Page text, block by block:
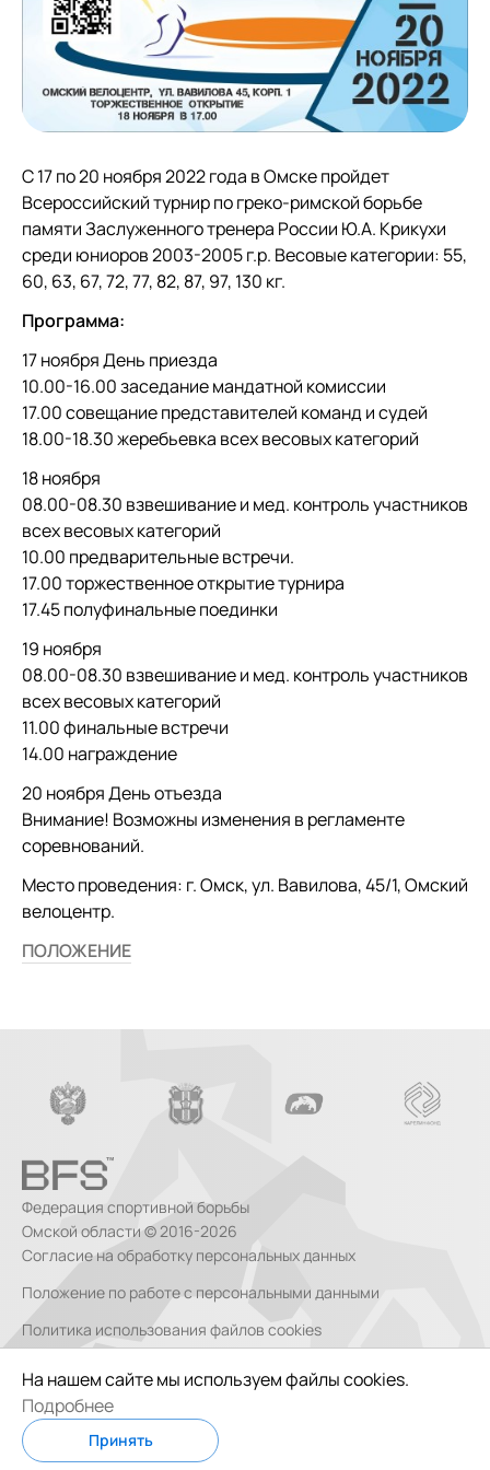
С 17 по 20 ноября 2022 года в Омске пройдет
Всероссийский турнир по греко-римской борьбе
памяти Заслуженного тренера России Ю.А. Крикухи
среди юниоров 2003-2005 г.р. Весовые категории: 55,
60, 63, 67, 72, 77, 82, 87, 97, 130 кг.
Программа:
17 ноября День приезда
10.00-16.00 заседание мандатной комиссии
17.00 совещание представителей команд и судей
18.00-18.30 жеребьевка всех весовых категорий
18 ноября
08.00-08.30 взвешивание и мед. контроль участников
всех весовых категорий
10.00 предварительные встречи.
17.00 торжественное открытие турнира
17.45 полуфинальные поединки
19 ноября
08.00-08.30 взвешивание и мед. контроль участников
всех весовых категорий
11.00 финальные встречи
14.00 награждение
20 ноября День отъезда
Внимание! Возможны изменения в регламенте
соревнований.
Место проведения: г. Омск, ул. Вавилова, 45/1, Омский
велоцентр.
ПОЛОЖЕНИЕ
Федерация спортивной борьбы
Омской области © 2016-2026
Согласие на обработку персональных данных
Положение по работе с персональными данными
Политика использования файлов cookies
метрическими системами
Сделано вCode Studio
На нашем сайте мы используем файлы cookies.
Подробнее
Принять